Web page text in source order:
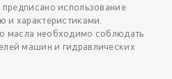
использование
и характеристиками.
масла необходимо соблюдать
машин и гидравлических